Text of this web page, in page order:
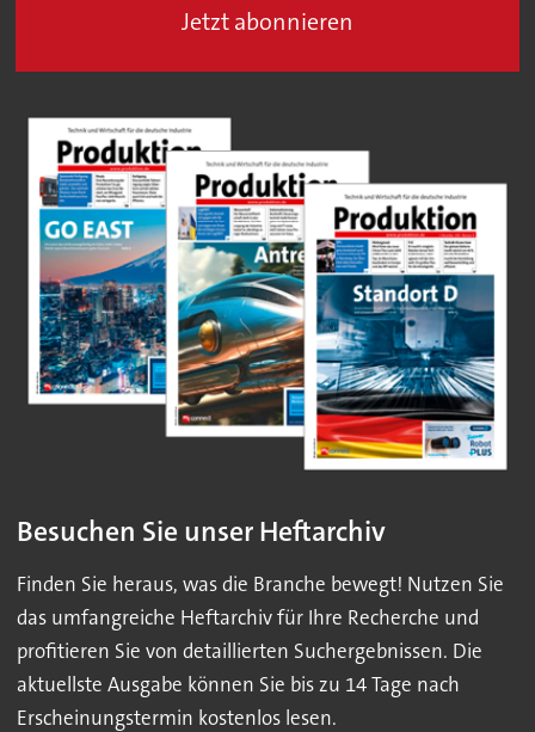
Jetzt abonnieren
Besuchen Sie unser Heftarchiv
Finden Sie heraus, was die Branche bewegt! Nutzen Sie
das umfangreiche Heftarchiv für Ihre Recherche und
profitieren Sie von detaillierten Suchergebnissen. Die
aktuellste Ausgabe können Sie bis zu 14 Tage nach
Erscheinungstermin kostenlos lesen.